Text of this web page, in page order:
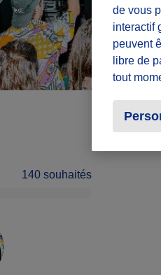
140 souhaités
de vous
interactif
peuvent
libre de
tout